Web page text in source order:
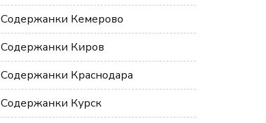
Содержанки Кемерово
Содержанки Киров
Содержанки Краснодара
Содержанки Курск